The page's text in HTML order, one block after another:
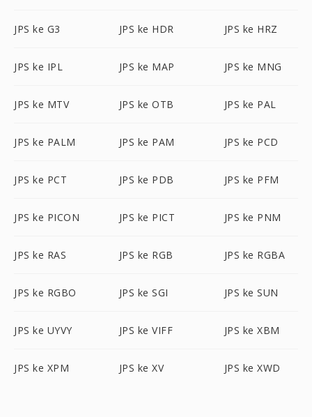
JPS ke G3 JPS ke HDR JPS ke HRZ
JPS ke IPL JPS ke MAP JPS ke MNG
JPS ke MTV JPS ke OTB JPS ke PAL
JPS ke PALM JPS ke PAM JPS ke PCD
JPS ke PCT JPS ke PDB JPS ke PFM
JPS ke PICON JPS ke PICT JPS ke PNM
JPS ke RAS JPS ke RGB JPS ke RGBA
JPS ke RGBO JPS ke SGI JPS ke SUN
JPS ke UYVY JPS ke VIFF JPS ke XBM
JPS ke XPM JPS ke XV JPS ke XWD